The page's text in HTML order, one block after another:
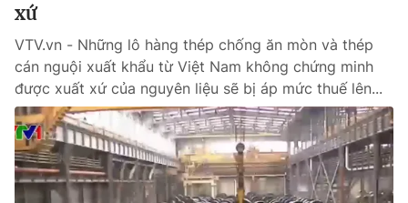
Pháp luật
Y tế
Thế giới
xứ
VTV.vn - Những lô hàng thép chống ăn mòn và thép
cán nguội xuất khẩu từ Việt Nam không chứng minh
được xuất xứ của nguyên liệu sẽ bị áp mức thuế lên...